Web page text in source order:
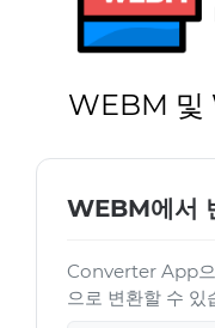
WEBM 및
WEBM에서
Converter App으
으로 변환할 수 있